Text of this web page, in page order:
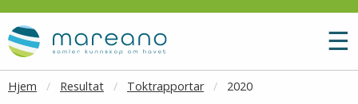
Gå til hovedinnhold
☰
Hjem Resultat Toktrapportar 2020